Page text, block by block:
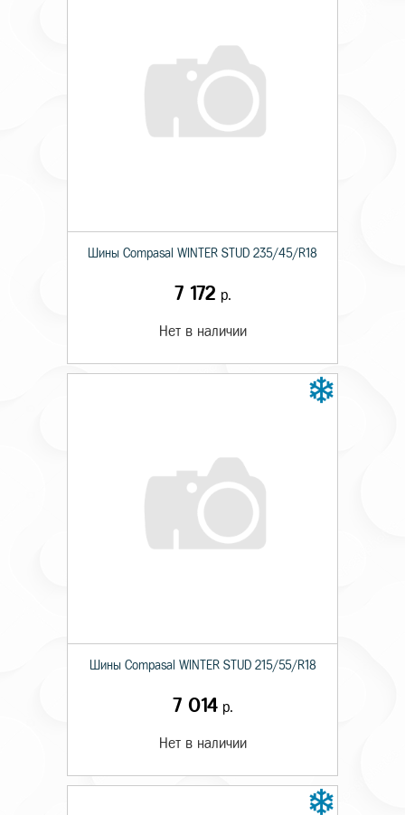
Шины Compasal WINTER STUD 235/45/R18
7 172 р.
Нет в наличии
Шины Compasal WINTER STUD 215/55/R18
7 014р.
Нет в наличии